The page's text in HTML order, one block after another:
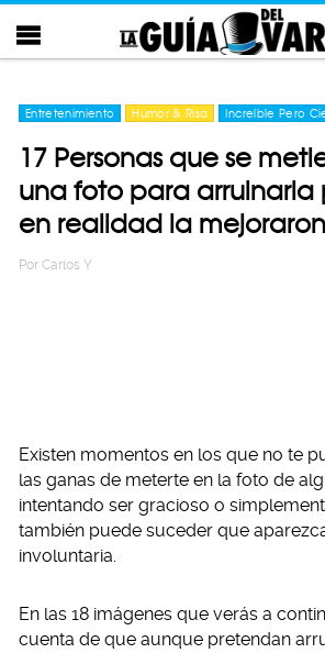
Entretenimiento Humor & Risa Increíble Pero
17 Personas que se
una foto para arruinarla
en realidad la mejoraron
Por Carlos Y
Existen momentos en los que no te
las ganas de meterte en la foto de
intentando ser gracioso o
también puede suceder que
involuntaria.
En las 18 imágenes que verás a
cuenta de que aunque pretendan